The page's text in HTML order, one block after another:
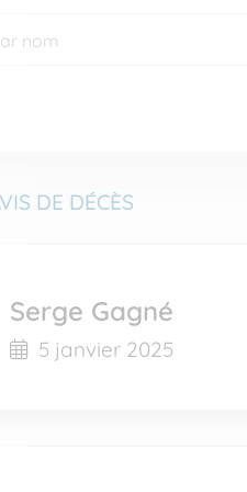
DE DÉCÈS
Serge Gagné
5 janvier 2025